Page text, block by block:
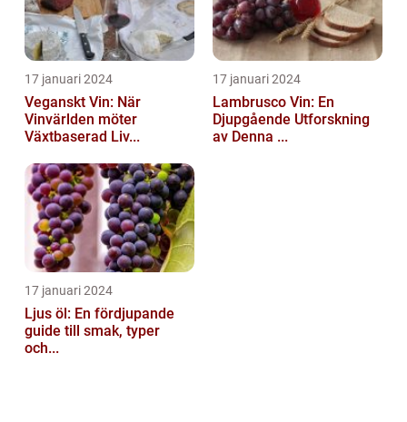
17 januari 2024
Veganskt Vin: När
Vinvärlden möter
Växtbaserad Liv...
17 januari 2024
Lambrusco Vin: En
Djupgående Utforskning
av Denna ...
17 januari 2024
Ljus öl: En fördjupande
guide till smak, typer
och...